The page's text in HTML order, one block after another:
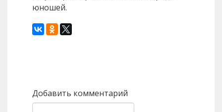
юношей.
Добавить комментарий